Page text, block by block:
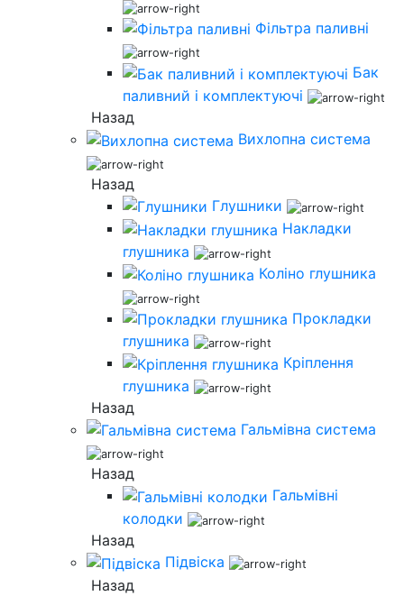
Фільтра паливні
Бак
паливний і комплектуючі
Назад
Вихлопна система
Назад
Глушники
Накладки
глушника
Коліно глушника
Прокладки
глушника
Кріплення
глушника
Назад
Гальмівна система
Назад
Гальмівні
колодки
Назад
Підвіска
Назад